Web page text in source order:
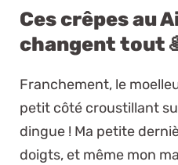
Ces crêpes au
changent tout
Franchement, le
petit côté croustillant
dingue ! Ma petite
doigts, et même mon